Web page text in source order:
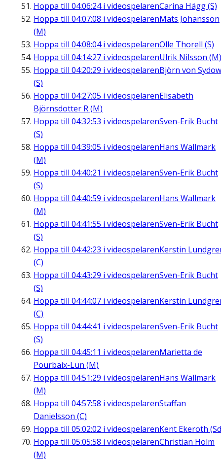
Hoppa till 04:06:24i videospelarenCarina Hägg (S)
Hoppa till 04:07:08 i videospelarenMats Johansson
(M)
Hoppa till 04:08:04i videospelarenOlle Thorell (S)
Hoppa till 04:14:27 i videospelarenUlrik Nilsson (M)
Hoppa till 04:20:29 i videospelarenBjörn von Sydow
(S)
Hoppa till 04:27:05 i videospelarenElisabeth
Björnsdotter R (M)
Hoppa till 04:32:53 i videospelarenSven-Erik Bucht
(S)
Hoppa till 04:39:05 i videospelarenHans Wallmark
(M)
Hoppa till 04:40:21 i videospelarenSven-Erik Bucht
(S)
Hoppa till 04:40:59 i videospelarenHans Wallmark
(M)
Hoppa till 04:41:55 i videospelarenSven-Erik Bucht
(S)
Hoppa till 04:42:23 i videospelarenKerstin
(C)
Hoppa till 04:43:29 i videospelarenSven-Erik Bucht
(S)
Hoppa till 04:44:07 i videospelarenKerstin
(C)
Hoppa till 04:44:41 i videospelarenSven-Erik Bucht
(S)
Hoppa till 04:45:11 i videospelarenMarietta de
Pourbaix-Lun (M)
Hoppa till 04:51:29 i videospelarenHans Wallmark
(M)
Hoppa till 04:57:58 i videospelarenStaffan
Danielsson (C)
Hoppa till 05:02:02 i videospelarenKent Ekeroth
Hoppa till 05:05:58 i videospelarenChristian Holm
(M)